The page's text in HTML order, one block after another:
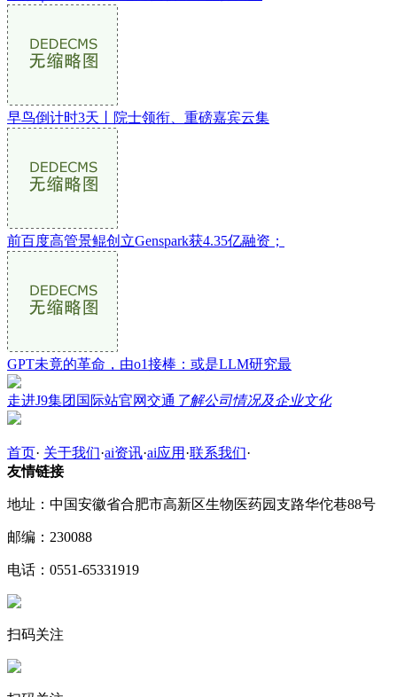
早鸟倒计时3天丨院士领衔、重磅嘉宾云集
前百度高管景鲲创立Genspark获4.35亿融资；
GPT未竟的革命，由o1接棒：或是LLM研究最
走进J9集团国际站官网交通 了解公司情况及企业文化
首页· 关于我们·ai资讯·ai应用 ·联系我们·
友情链接
地址：中国安徽省合肥市高新区生物医药园支路华佗巷88号
邮编：230088
电话：0551-65331919
扫码关注